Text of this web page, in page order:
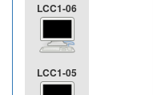
LCC1-06
LCC1-05